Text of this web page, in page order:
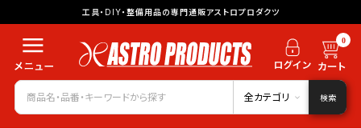
工具・DIY・整備用品の専門通販アストロプロダクツ
0
全カテゴリ 検索